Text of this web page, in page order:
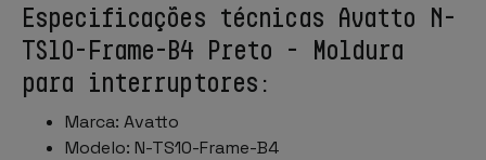
Especificações técnicas Avatto N-
TS10-Frame-B4 Preto - Moldura
para interruptores:
Marca: Avatto
Modelo: N-TS10-Frame-B4